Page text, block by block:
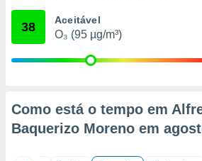
através
38 Aceitável
O₃ (95 µg/m³)
Como está o tempo em
Baquerizo Moreno em